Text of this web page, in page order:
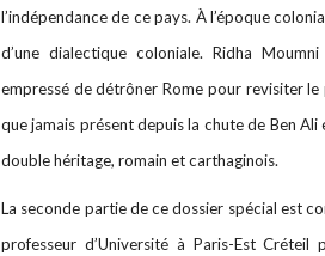
l’indépendance de ce pays. À l’époque
d’une dialectique coloniale. Ridha
empressé de détrôner Rome pour revisiter
que jamais présent depuis la chute de Ben
double héritage, romain et carthaginois.
La seconde partie de ce dossier spécial est
professeur d’Université à Paris-Est